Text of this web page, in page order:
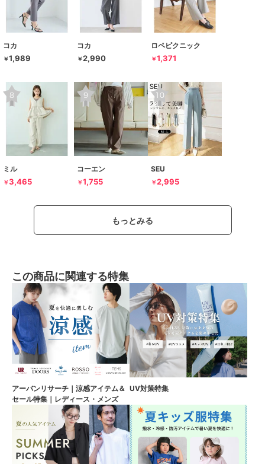
コカ
￥1,989
コカ
￥2,990
ロペピクニック
￥1,371
ミル
￥3,465
コーエン
￥1,755
SEU
￥2,995
もっとみる
この商品に関連する特集
アーバンリサーチ｜涼感アイテム＆
セール特集｜レディース・メンズ
UV対策特集